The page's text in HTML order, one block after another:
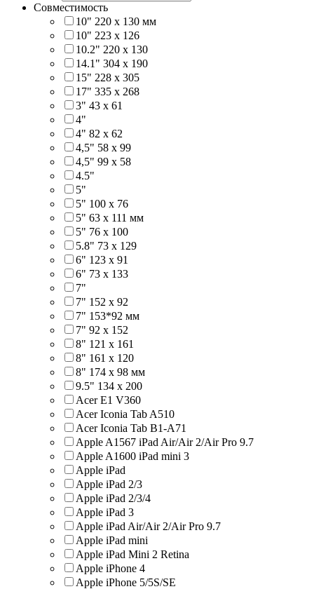
Совместимость
10" 220 x 130 мм
10" 223 x 126
10.2" 220 x 130
14.1" 304 х 190
15" 228 x 305
17" 335 х 268
3" 43 x 61
4"
4" 82 x 62
4,5" 58 х 99
4,5" 99 x 58
4.5"
5"
5" 100 x 76
5" 63 x 111 мм
5" 76 х 100
5.8" 73 x 129
6" 123 х 91
6" 73 х 133
7"
7" 152 x 92
7" 153*92 мм
7" 92 х 152
8" 121 х 161
8" 161 х 120
8" 174 x 98 мм
9.5" 134 x 200
Acer E1 V360
Acer Iconia Tab A510
Acer Iconia Tab B1-A71
Apple A1567 iPad Air/Air 2/Air Pro 9.7
Apple A1600 iPad mini 3
Apple iPad
Apple iPad 2/3
Apple iPad 2/3/4
Apple iPad 3
Apple iPad Air/Air 2/Air Pro 9.7
Apple iPad mini
Apple iPad Mini 2 Retina
Apple iPhone 4
Apple iPhone 5/5S/SE